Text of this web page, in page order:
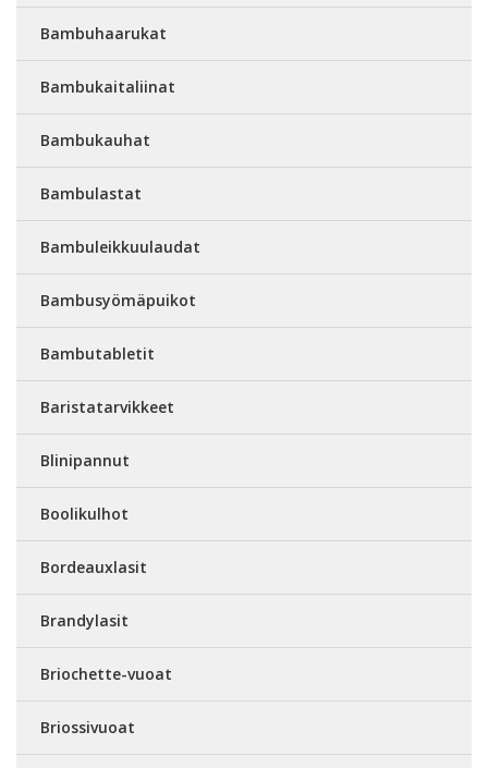
Bambuhaarukat
Bambukaitaliinat
Bambukauhat
Bambulastat
Bambuleikkuulaudat
Bambusyömäpuikot
Bambutabletit
Baristatarvikkeet
Blinipannut
Boolikulhot
Bordeauxlasit
Brandylasit
Briochette-vuoat
Briossivuoat